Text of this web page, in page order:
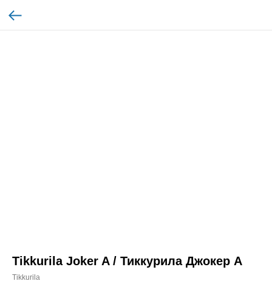
Tikkurila Joker A / Тиккурила Джокер A
Tikkurila